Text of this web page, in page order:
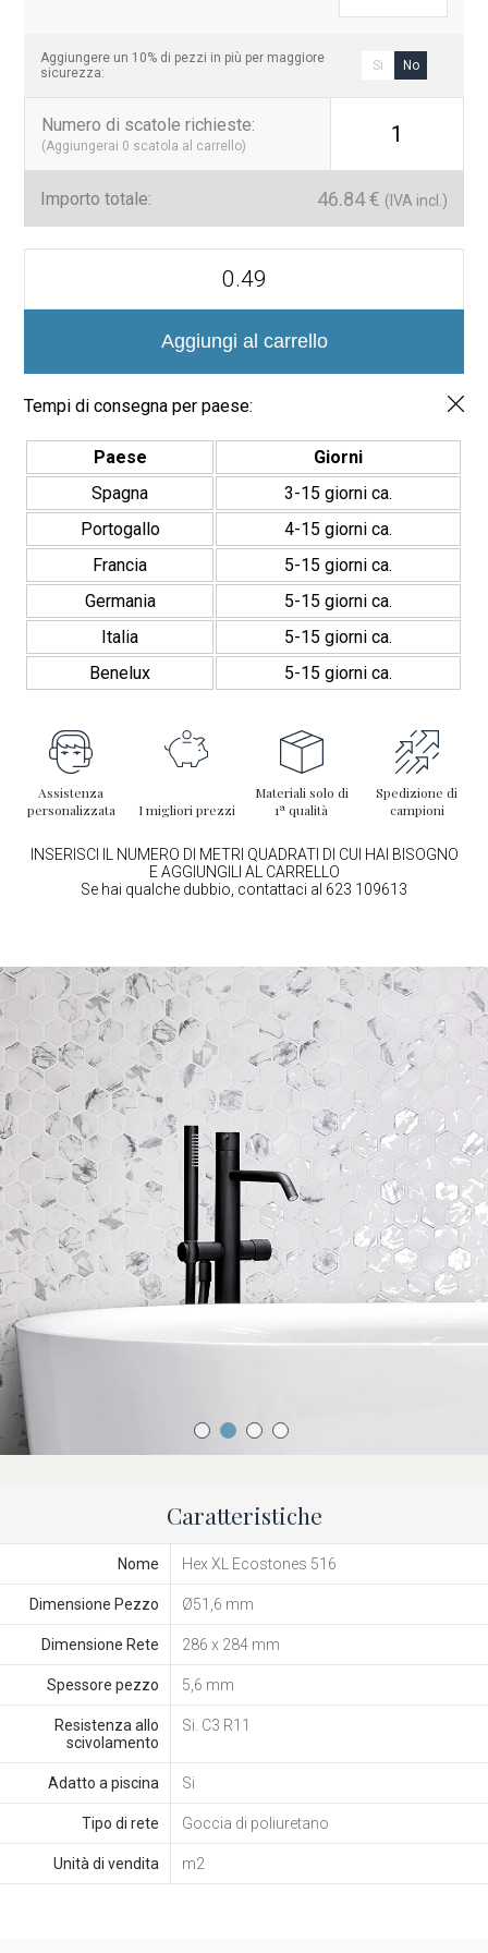
Aggiungere un 10% di pezzi in più per maggiore
sicurezza:
Si No
Numero di scatole richieste:
(Aggiungerai 0 scatola al carrello) 1
Importo totale: 46.84 € (IVA incl.)
Hexagonal
quantità
Aggiungi al carrello
Tempi di consegna per paese:
Paese
Giorni
Spagna
3-15 giorni ca.
Portogallo
4-15 giorni ca.
Francia
5-15 giorni ca.
Germania
5-15 giorni ca.
Italia
5-15 giorni ca.
Benelux
5-15 giorni ca.
Assistenza
personalizzata
I migliori prezzi
Materiali solo di
1ª qualità
Spedizione di
campioni
INSERISCI IL NUMERO DI METRI QUADRATI DI CUI HAI BISOGNO
E AGGIUNGILI AL CARRELLO
Se hai qualche dubbio, contattaci al 623 109613
Caratteristiche
Nome Hex XL Ecostones 516
Dimensione Pezzo Ø51,6 mm
Dimensione Rete 286 x 284 mm
Spessore pezzo 5,6 mm
Resistenza allo
scivolamento
Si. C3 R11
Adatto a piscina Si
Tipo di rete Goccia di poliuretano
Unità di vendita m2